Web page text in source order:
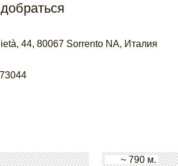
44, 80067 Sorrento NA, Италия
~ 790 м.